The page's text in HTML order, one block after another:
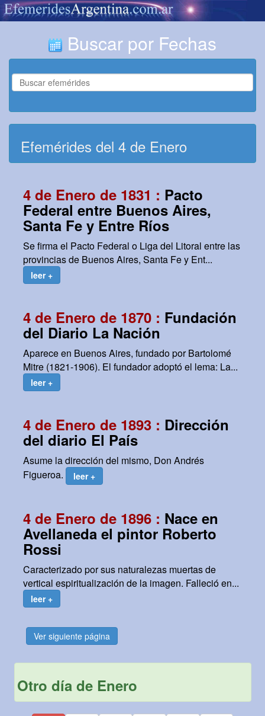
Buscar por Fechas
Efemérides del 4 de Enero
4 de Enero de 1831 : Pacto
Federal entre Buenos Aires,
Santa Fe y Entre Ríos
Se firma el Pacto Federal o Liga del Litoral entre las
provincias de Buenos Aires, Santa Fe y Ent...
leer +
4 de Enero de 1870 : Fundación
del Diario La Nación
Aparece en Buenos Aires, fundado por Bartolomé
Mitre (1821-1906). El fundador adoptó el lema: La...
leer +
4 de Enero de 1893 : Dirección
del diario El País
Asume la dirección del mismo, Don Andrés
Figueroa.
leer +
4 de Enero de 1896 : Nace en
Avellaneda el pintor Roberto
Rossi
Caracterizado por sus naturalezas muertas de
vertical espiritualización de la imagen. Falleció en...
leer +
Ver siguiente página
Otro día de Enero